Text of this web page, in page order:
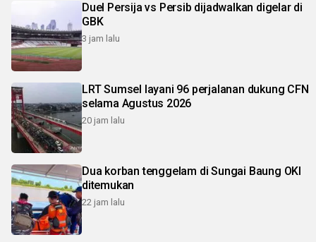
Duel Persija vs Persib dijadwalkan digelar di
GBK
3 jam lalu
LRT Sumsel layani 96 perjalanan dukung CFN
selama Agustus 2026
20 jam lalu
Dua korban tenggelam di Sungai Baung OKI
ditemukan
22 jam lalu